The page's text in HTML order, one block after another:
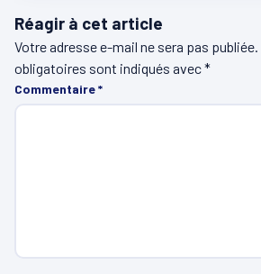
Réagir à cet article
Votre adresse e-mail ne sera pas publiée.
obligatoires sont indiqués avec*
Commentaire*